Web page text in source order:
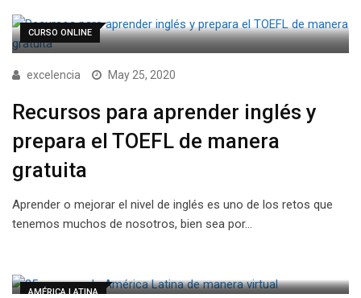
CURSO ONLINE
excelencia May 25, 2020
Recursos para aprender inglés y
prepara el TOEFL de manera
gratuita
Aprender o mejorar el nivel de inglés es uno de los retos que
tenemos muchos de nosotros, bien sea por…
AMÉRICA LATINA